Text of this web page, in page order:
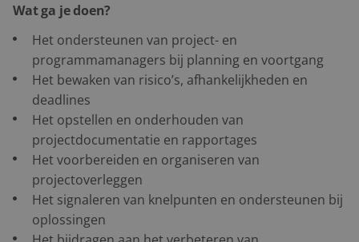
Wat ga je doen?
Het ondersteunen van project- en
programmamanagers bij planning en voortgang
Het bewaken van risico’s, afhankelijkheden en
deadlines
Het opstellen en onderhouden van
projectdocumentatie en rapportages
Het voorbereiden en organiseren van
projectoverleggen
Het signaleren van knelpunten en ondersteunen bij
oplossingen